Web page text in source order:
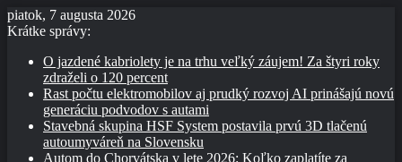
piatok, 7 augusta 2026
Krátke správy:
O jazdené kabriolety je na trhu veľký záujem! Za štyri roky
zdraželi o 120 percent
Rast počtu elektromobilov aj prudký rozvoj AI prinášajú novú
generáciu podvodov s autami
Stavebná skupina HSF System postavila prvú 3D tlačenú
autoumyváreň na Slovensku
Autom do Chorvátska v lete 2026: Koľko zaplatíte za